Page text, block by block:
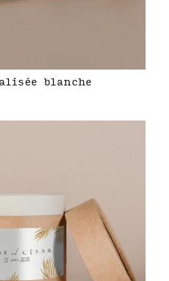
blanche